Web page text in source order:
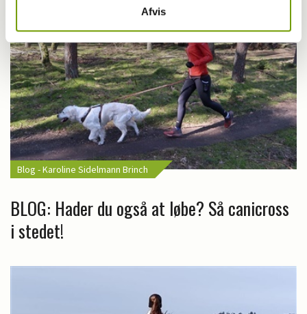
Afvis
Blog - Karoline Sidelmann Brinch
BLOG: Hader du også at løbe? Så canicross
i stedet!